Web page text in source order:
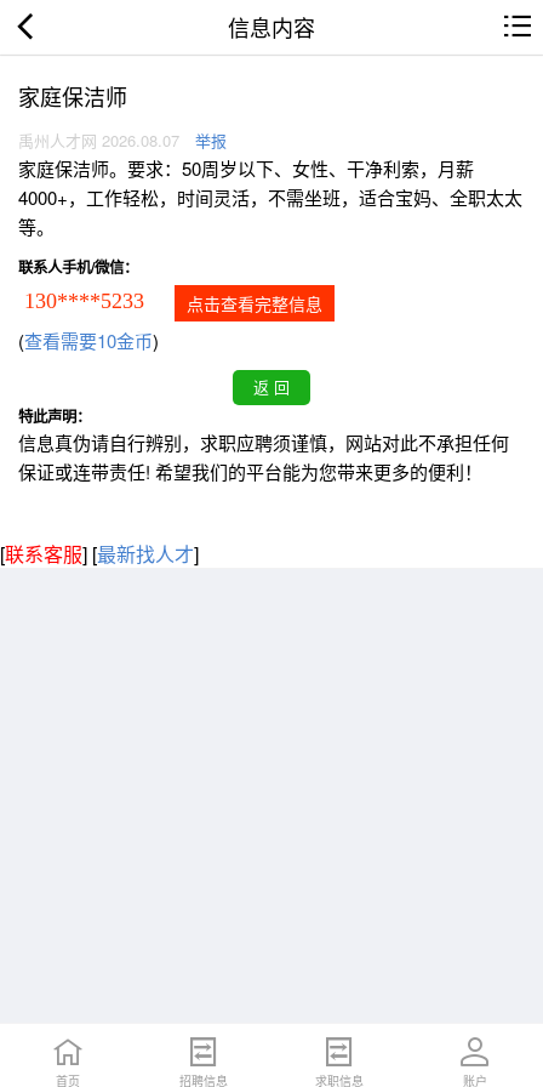
信息内容
家庭保洁师
禹州人才网 2026.08.07 举报
家庭保洁师。要求：50周岁以下、女性、干净利索，月薪
4000+，工作轻松，时间灵活，不需坐班，适合宝妈、全职太太
等。
联系人手机/微信：
130****5233 点击查看完整信息
(查看需要10金币)
特此声明：
信息真伪请自行辨别，求职应聘须谨慎，网站对此不承担任何
保证或连带责任! 希望我们的平台能为您带来更多的便利！
[联系客服] [最新找人才]
首页 招聘信息 求职信息 账户